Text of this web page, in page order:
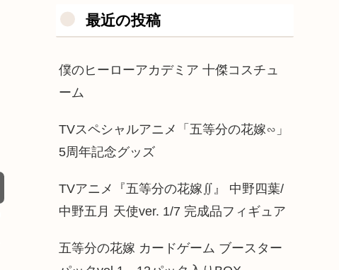
最近の投稿
僕のヒーローアカデミア 十傑コスチュ
ーム
TVスペシャルアニメ「五等分の花嫁∽」
5周年記念グッズ
TVアニメ『五等分の花嫁∬』 中野四葉/
中野五月 天使ver. 1/7 完成品フィギュア
五等分の花嫁 カードゲーム ブースター